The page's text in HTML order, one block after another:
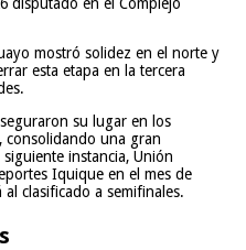
mostró solidez en el norte y
esta etapa en la tercera
su lugar en los
consolidando una gran
instancia, Unión
Iquique en el mes de
clasificado a semifinales.